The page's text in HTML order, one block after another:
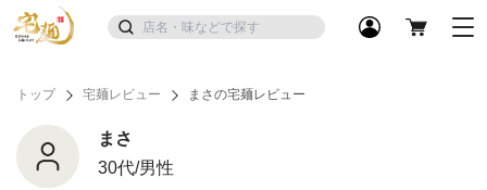
トップ 宅麺レビュー まさの宅麺レビュー
まさ
30代/男性